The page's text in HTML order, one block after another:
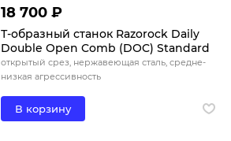
18 700 ₽
Т-образный станок Razorock Daily
Double Open Comb (DOC) Standard
открытый срез, нержавеющая сталь, средне-
низкая агрессивность
В корзину